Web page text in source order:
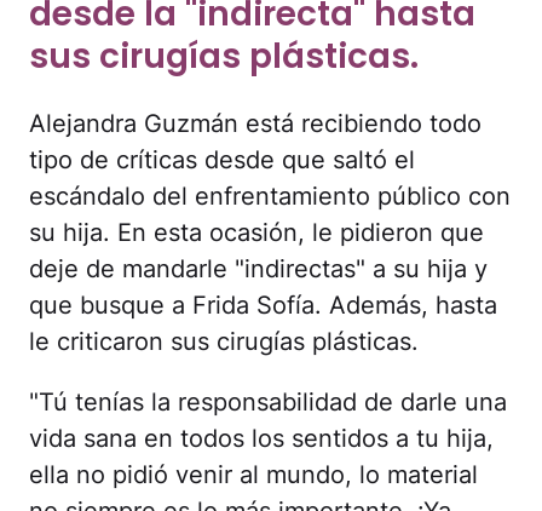
desde la "indirecta" hasta
sus cirugías plásticas.
Alejandra Guzmán está recibiendo todo
tipo de críticas desde que saltó el
escándalo del enfrentamiento público con
su hija. En esta ocasión, le pidieron que
deje de mandarle "indirectas" a su hija y
que busque a Frida Sofía. Además, hasta
le criticaron sus cirugías plásticas.
"Tú tenías la responsabilidad de darle una
vida sana en todos los sentidos a tu hija,
ella no pidió venir al mundo, lo material